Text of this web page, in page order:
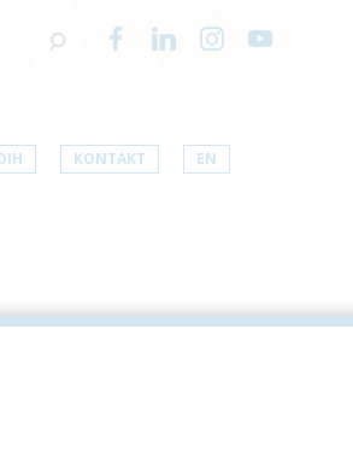
KONTAKT EN